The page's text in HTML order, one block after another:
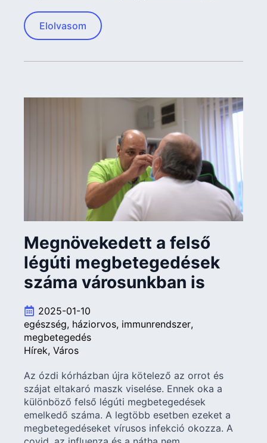
Elolvasom
Megnövekedett a felső
légúti megbetegedések
száma városunkban is
2025-01-10
egészség háziorvos immunrendszer
megbetegedés
Hírek Város
Az ózdi kórházban újra kötelező az orrot és
szájat eltakaró maszk viselése. Ennek oka a
különböző felső légúti megbetegedések
emelkedő száma. A legtöbb esetben ezeket a
megbetegedéseket vírusos infekció okozza. A